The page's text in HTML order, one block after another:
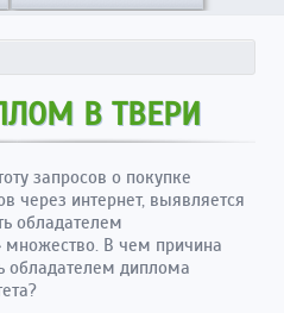
В ТВЕРИ
запросов о покупке
через интернет, выявляется
обладателем
множество. В чем причина
обладателем диплома